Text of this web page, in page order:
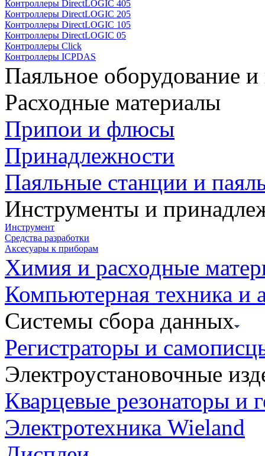
Контроллеры DirectLOGIC 405
Контроллеры DirectLOGIC 205
Контроллеры DirectLOGIC 105
Контроллеры DirectLOGIC 05
Контроллеры Click
Контроллеры ICPDAS
Паяльное оборудование
Расходные материалы
Припои и флюсы
Принадлежности
Паяльные станции и
Инструменты и
Инструмент
Средства разработки
Аксесуары к приборам
Химия и расходные
Компьютерная техника и
Системы сбора данных
Регистраторы и
Электроустановочные
Кварцевые резонаторы и
Электротехника Wieland